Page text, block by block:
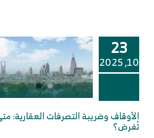
23
10, 2025
الأوقاف وضريبة التصرفات العقارية:
تُفرض؟